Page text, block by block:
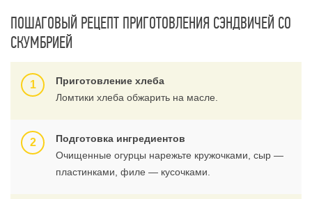
ПОШАГОВЫЙ РЕЦЕПТ ПРИГОТОВЛЕНИЯ СЭНДВИЧЕЙ СО
СКУМБРИЕЙ
Приготовление хлеба
Ломтики хлеба обжарить на масле.
Подготовка ингредиентов
Очищенные огурцы нарежьте кружочками, сыр —
пластинками, филе — кусочками.